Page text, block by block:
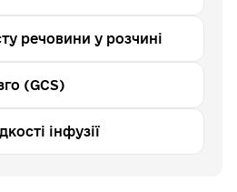
речовини у розчині
(GCS)
інфузії